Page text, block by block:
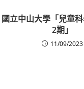
國立中山大學「兒童
2期」
11/09/2023